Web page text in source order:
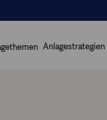
Anlagestrategien